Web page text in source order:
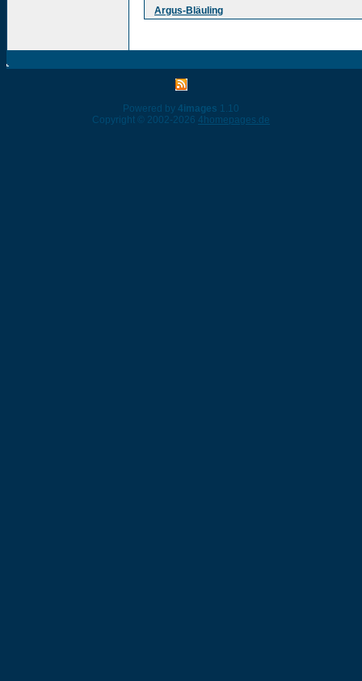
Argus-Bläuling
Powered by 4images 1.10
Copyright © 2002-2026 4homepages.de